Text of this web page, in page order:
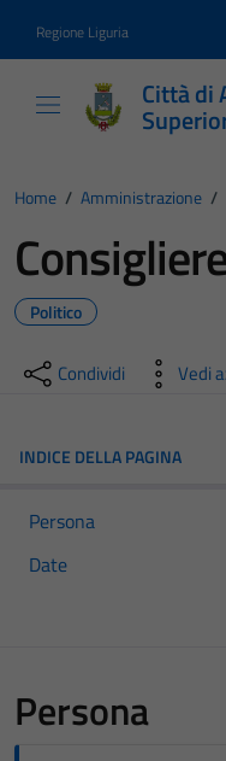
Regione Liguria
Città di
Home / Amministrazione /
Politico
Condividi Vedi
INDICE DELLA PAGINA
Persona
Date
Persona